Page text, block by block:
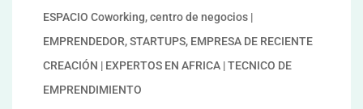
ESPACIO Coworking, centro de negocios |
EMPRENDEDOR, STARTUPS, EMPRESA DE RECIENTE
CREACIÓN | EXPERTOS EN AFRICA | TECNICO DE
EMPRENDIMIENTO